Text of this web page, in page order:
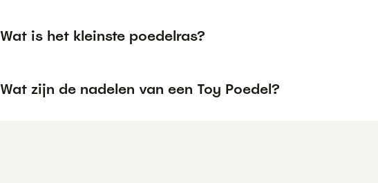
Wat is het kleinste poedelras?
Wat zijn de nadelen van een Toy Poedel?